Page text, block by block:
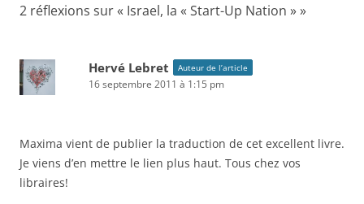
2 réflexions sur « Israel, la « Start-Up Nation »»
Hervé Lebret Auteur de l’article
16 septembre 2011 à 1:15 pm
Maxima vient de publier la traduction de cet excellent livre.
Je viens d’en mettre le lien plus haut. Tous chez vos
libraires!